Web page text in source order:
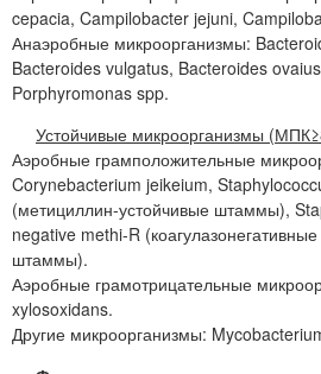
cepacia, Campilobacter jejuni,
Анаэробные микроорганизмы:
Bacteroides vulgatus, Bacteroides
Porphyromonas spp.
Устойчивые микроорганизмы
Аэробные грамположительные
Corynebacterium jeikeium,
(метициллин-устойчивые штаммы),
negative methi-R
штаммы).
Аэробные грамотрицательные
xylosoxidans.
Другие микроорганизмы: